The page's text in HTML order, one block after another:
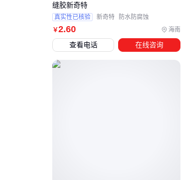
￥2.60 海南
缝胶新奇特
真实性已核验 新奇特 防水防腐蚀
查看电话 在线咨询